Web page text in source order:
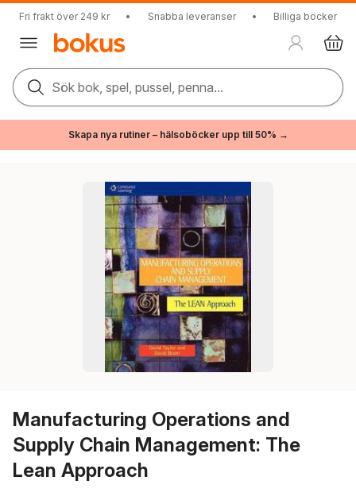
Fri frakt över 249 kr • Snabba leveranser • Billiga böcker
Sök bok, spel, pussel, penna...
Skapa nya rutiner – hälsoböcker upp till 50% →
Manufacturing Operations and
Supply Chain Management: The
Lean Approach